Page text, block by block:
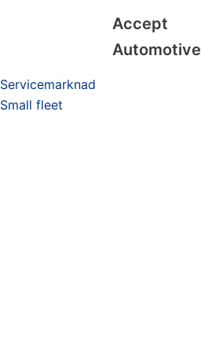
innehåll
Accept
Automotive
Servicemarknad
Small fleet